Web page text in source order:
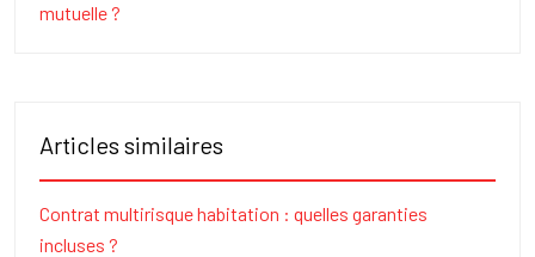
mutuelle ?
Articles similaires
Contrat multirisque habitation : quelles garanties
incluses ?